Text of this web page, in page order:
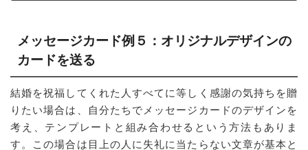
メッセージカード例５：オリジナルデザインの
カードを送る
結婚を祝福してくれた人すべてに等しく感謝の気持ちを贈
りたい場合は、自分たちでメッセージカードのデザインを
考え、テンプレートと組み合わせるという方法もありま
す。この場合は目上の人に失礼に当たらない文章が基本と